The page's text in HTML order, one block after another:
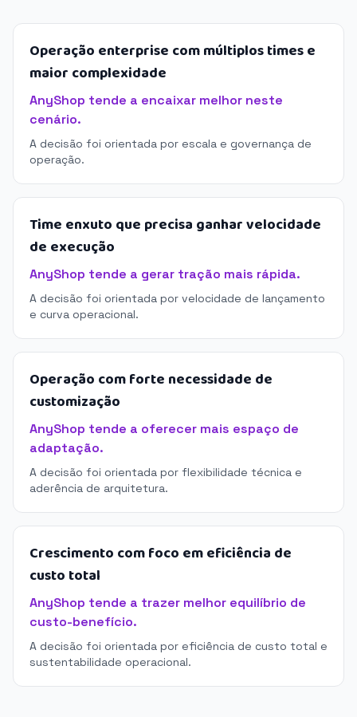
Operação enterprise com múltiplos times e
maior complexidade
AnyShop tende a encaixar melhor neste
cenário.
A decisão foi orientada por escala e governança de
operação.
Time enxuto que precisa ganhar velocidade
de execução
AnyShop tende a gerar tração mais rápida.
A decisão foi orientada por velocidade de lançamento
e curva operacional.
Operação com forte necessidade de
customização
AnyShop tende a oferecer mais espaço de
adaptação.
A decisão foi orientada por flexibilidade técnica e
aderência de arquitetura.
Crescimento com foco em eficiência de
custo total
AnyShop tende a trazer melhor equilíbrio de
custo-benefício.
A decisão foi orientada por eficiência de custo total e
sustentabilidade operacional.